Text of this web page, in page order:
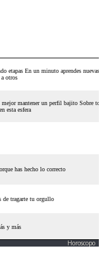
Horoscopo